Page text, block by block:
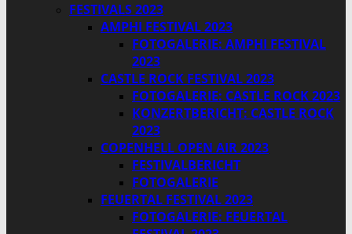
FESTIVALS 2023
AMPHI FESTIVAL 2023
FOTOGALERIE: AMPHI FESTIVAL
2023
CASTLE ROCK FESTIVAL 2023
FOTOGALERIE: CASTLE ROCK 2023
KONZERTBERICHT: CASTLE ROCK
2023
COPENHELL OPEN AIR 2023
FESTIVALBERICHT
FOTOGALERIE
FEUERTAL FESTIVAL 2023
FOTOGALERIE: FEUERTAL